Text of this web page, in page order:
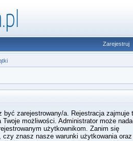
Zarejestruj
być zarejestrowany/a. Rejestracja zajmuje
możliwości. Administrator może
użytkownikom. Zanim się
znasz nasze warunki użytkowania oraz